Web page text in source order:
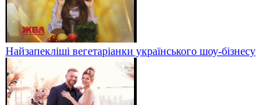
Найзапекліші вегетаріанки українського шоу-бізнесу